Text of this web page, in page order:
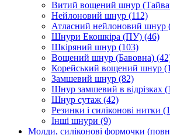
Витий вощений шнур
Нейлоновий шнур (112)
Атласний нейлоновий шнур
Шнури Екошкіра (ПУ) (46)
Шкіряний шнур (103)
Вощений шнур (Бавовна)
Корейський вощений шнур
Замшевий шнур (82)
Шнур замшевий в відрізках
Шнур сутаж (42)
Резинки і силіконові нитки
Інші шнури (9)
Молди, силіконові формочки